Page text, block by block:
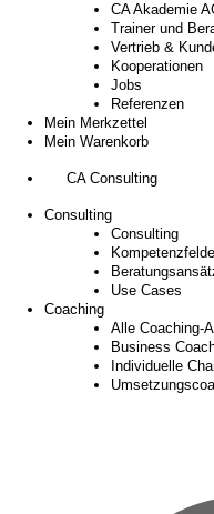
CA Akademie
Trainer und
Vertrieb &
Kooperationen
Jobs
Referenzen
Mein Merkzettel
Mein Warenkorb
CA Consulting
Consulting
Consulting
Use Cases
Coaching
Alle Coaching-
Business
Individuelle